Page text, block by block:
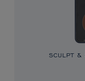
SCULPT &